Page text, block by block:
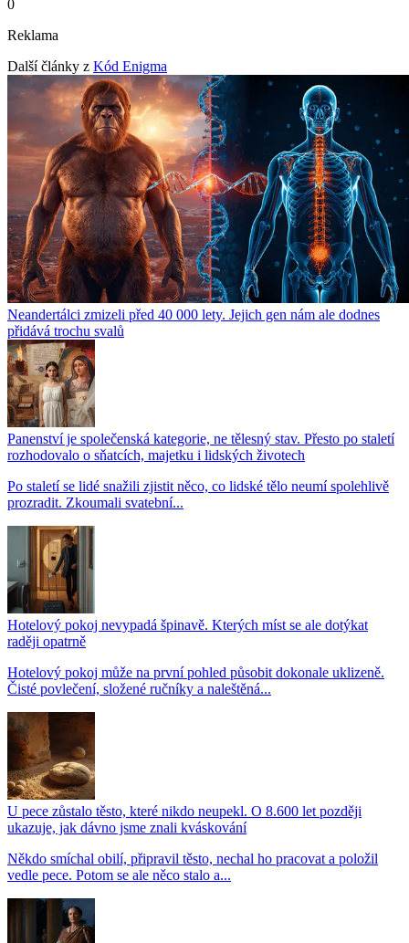
0
Reklama
Další články z Kód Enigma
Neandertálci zmizeli před 40 000 lety. Jejich gen nám ale dodnes
přidává trochu svalů
Panenství je společenská kategorie, ne tělesný stav. Přesto po staletí
rozhodovalo o sňatcích, majetku i lidských životech
Po staletí se lidé snažili zjistit něco, co lidské tělo neumí spolehlivě
prozradit. Zkoumali svatební...
Hotelový pokoj nevypadá špinavě. Kterých míst se ale dotýkat
raději opatrně
Hotelový pokoj může na první pohled působit dokonale uklizeně.
Čisté povlečení, složené ručníky a naleštěná...
U pece zůstalo těsto, které nikdo neupekl. O 8.600 let později
ukazuje, jak dávno jsme znali kváskování
Někdo smíchal obilí, připravil těsto, nechal ho pracovat a položil
vedle pece. Potom se ale něco stalo a...